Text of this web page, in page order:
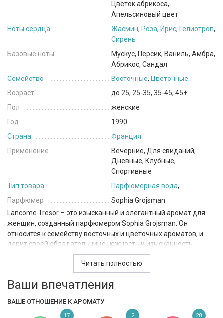
Цветок абрикоса,
Апельсиновый цвет
Ноты сердца
Жасмин, Роза, Ирис, Гелиотроп,
Сирень
Базовые ноты
Мускус, Персик, Ваниль, Амбра,
Абрикос, Сандал
Семейство
Восточные, Цветочные
Возраст
до 25, 25-35, 35-45, 45+
Пол
женские
Год
1990
Страна
Франция
Применение
Вечерние, Для свиданий,
Дневные, Клубные,
Спортивные
Тип товара
Парфюмерная вода,
Парфюмер
Sophia Grojsman
Lancome Tresor – это изысканный и элегантный аромат для
женщин, созданный парфюмером Sophia Grojsman. Он
относится к семейству восточных и цветочных ароматов, и
дарит своей обладательнице нежность и изысканность.
В верхних нотах этого парфюма сочетаются ароматы ананаса,
бергамота, ландыша, персика, розы, сирени, цветка абрикоса
и апельсинового цвета, что создает яркий и свежий запах.
Ноты сердца представлены гелиотропом, жасмином, ирисом,
розой и сиренью, что придает уникальную сладость и
Читать полностью
Ваши впечатления
ВАШЕ ОТНОШЕНИЕ К АРОМАТУ
17 2 28